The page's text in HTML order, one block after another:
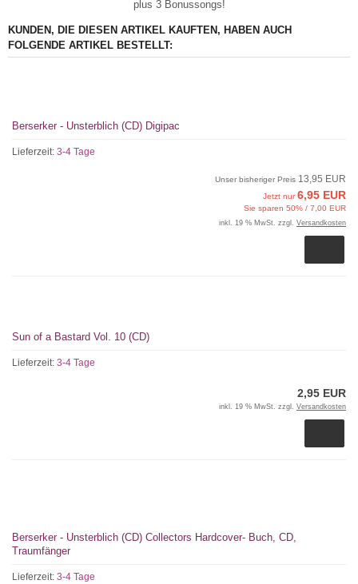
plus 3 Bonussongs!
KUNDEN, DIE DIESEN ARTIKEL KAUFTEN, HABEN AUCH
FOLGENDE ARTIKEL BESTELLT:
Berserker - Unsterblich (CD) Digipac
Lieferzeit: 3-4 Tage
Unser bisheriger Preis 13,95 EUR
Jetzt nur6,95 EUR
Sie sparen 50% / 7,00 EUR
inkl. 19 % MwSt. zzgl. Versandkosten
Sun of a Bastard Vol. 10 (CD)
Lieferzeit: 3-4 Tage
2,95 EUR
inkl. 19 % MwSt. zzgl. Versandkosten
Berserker - Unsterblich (CD) Collectors Hardcover- Buch, CD,
Traumfänger
Lieferzeit: 3-4 Tage